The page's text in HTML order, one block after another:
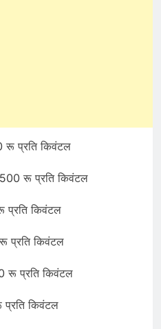
रू प्रति किवंटल
रू प्रति किवंटल
प्रति किवंटल
प्रति किवंटल
रू प्रति किवंटल
किवंटल